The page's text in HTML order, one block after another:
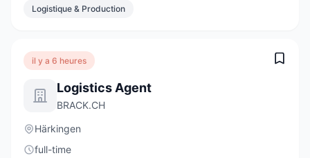
Logistique & Production
il y a 6 heures
Logistics Agent
BRACK.CH
Härkingen
full-time